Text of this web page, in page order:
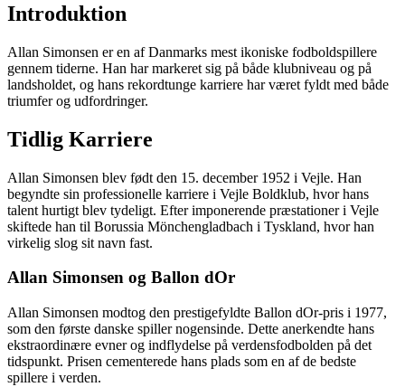
Introduktion
Allan Simonsen er en af Danmarks mest ikoniske fodboldspillere
gennem tiderne. Han har markeret sig på både klubniveau og på
landsholdet, og hans rekordtunge karriere har været fyldt med både
triumfer og udfordringer.
Tidlig Karriere
Allan Simonsen blev født den 15. december 1952 i Vejle. Han
begyndte sin professionelle karriere i Vejle Boldklub, hvor hans
talent hurtigt blev tydeligt. Efter imponerende præstationer i Vejle
skiftede han til Borussia Mönchengladbach i Tyskland, hvor han
virkelig slog sit navn fast.
Allan Simonsen og Ballon dOr
Allan Simonsen modtog den prestigefyldte Ballon dOr-pris i 1977,
som den første danske spiller nogensinde. Dette anerkendte hans
ekstraordinære evner og indflydelse på verdensfodbolden på det
tidspunkt. Prisen cementerede hans plads som en af de bedste
spillere i verden.